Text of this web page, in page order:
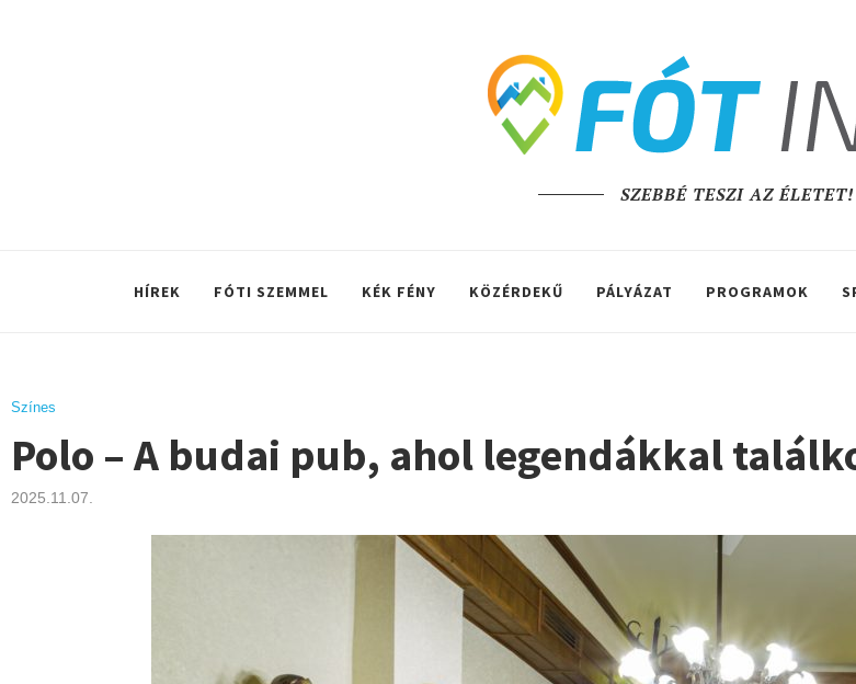
SZEBBÉ TESZI AZ ÉLETET!
HÍREK FÓTI SZEMMEL KÉK FÉNY KÖZÉRDEKŰ PÁLYÁZAT PROGRAMOK
Színes
Polo – A budai pub, ahol legendákkal
2025.11.07.